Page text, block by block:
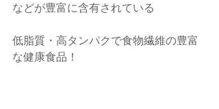
などが豊富に含有されている
低脂質・高タンパクで食物繊維の豊富
な健康食品！